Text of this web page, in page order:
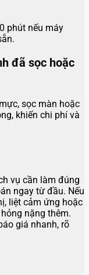
phút nếu máy
đã sọc hoặc
sọc màn hoặc
khiến chi phí và
vụ cần làm đúng
ngay từ đầu. Nếu
liệt cảm ứng hoặc
nặng thêm.
giá nhanh, rõ